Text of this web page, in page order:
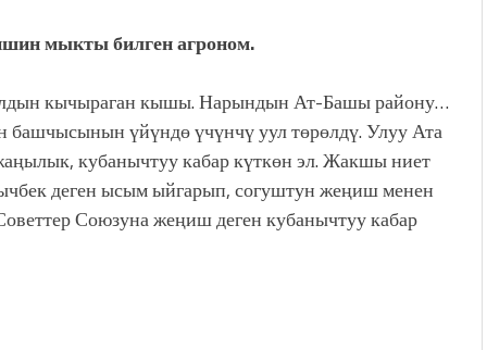
мыкты билген агроном.
кычыраган кышы. Нарындын Ат-Башы району…
үйүндө үчүнчү уул төрөлдү. Улуу Ата
кубанычтуу кабар күткөн эл. Жакшы ниет
деген ысым ыйгарып, согуштун жеңиш менен
Союзуна жеңиш деген кубанычтуу кабар